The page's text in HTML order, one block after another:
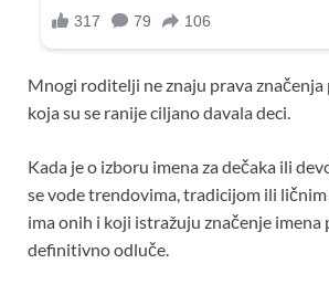
Mnogi roditelji ne znaju prava
koja su se ranije ciljano davala deci.
Kada je o izboru imena za dečaka ili
se vode trendovima, tradicijom ili
ima onih i koji istražuju značenje imena
definitivno odluče.